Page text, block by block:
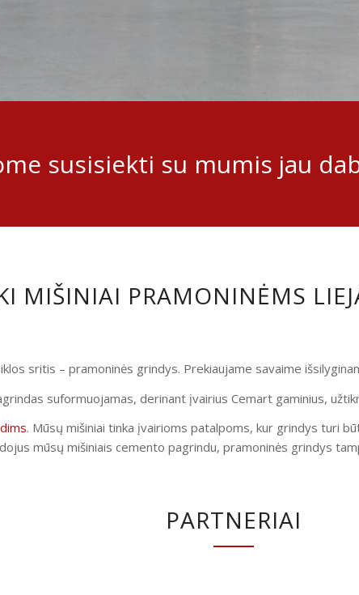
susisiekti su mumis jau
MIŠINIAI PRAMONINĖMS
sritis – pramoninės grindys. Prekiaujame savaime
suformuojamas, derinant įvairius Cemart gaminius,
. Mūsų mišiniai tinka įvairioms patalpoms, kur grindys turi
mūsų mišiniais cemento pagrindu, pramoninės grindys
PARTNERIAI